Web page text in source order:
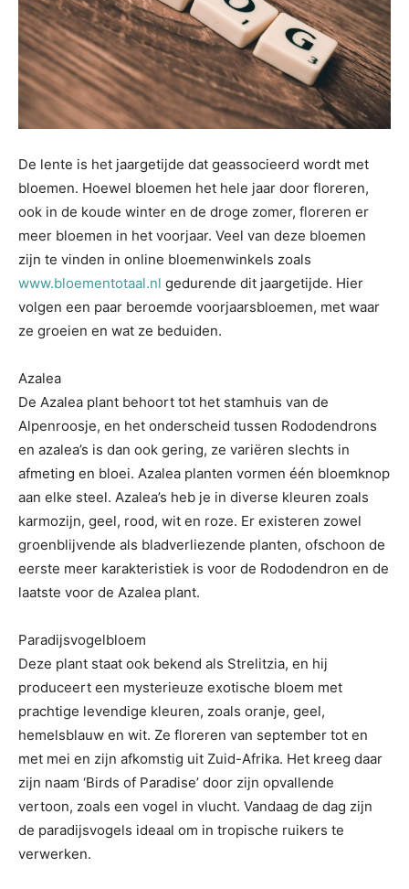
De lente is het jaargetijde dat geassocieerd wordt met
bloemen. Hoewel bloemen het hele jaar door floreren,
ook in de koude winter en de droge zomer, floreren er
meer bloemen in het voorjaar. Veel van deze bloemen
zijn te vinden in online bloemenwinkels zoals
www.bloementotaal.nl gedurende dit jaargetijde. Hier
volgen een paar beroemde voorjaarsbloemen, met waar
ze groeien en wat ze beduiden.
Azalea
De Azalea plant behoort tot het stamhuis van de
Alpenroosje, en het onderscheid tussen Rododendrons
en azalea’s is dan ook gering, ze variëren slechts in
afmeting en bloei. Azalea planten vormen één bloemknop
aan elke steel. Azalea’s heb je in diverse kleuren zoals
karmozijn, geel, rood, wit en roze. Er existeren zowel
groenblijvende als bladverliezende planten, ofschoon de
eerste meer karakteristiek is voor de Rododendron en de
laatste voor de Azalea plant.
Paradijsvogelbloem
Deze plant staat ook bekend als Strelitzia, en hij
produceert een mysterieuze exotische bloem met
prachtige levendige kleuren, zoals oranje, geel,
hemelsblauw en wit. Ze floreren van september tot en
met mei en zijn afkomstig uit Zuid-Afrika. Het kreeg daar
zijn naam ‘Birds of Paradise’ door zijn opvallende
vertoon, zoals een vogel in vlucht. Vandaag de dag zijn
de paradijsvogels ideaal om in tropische ruikers te
verwerken.